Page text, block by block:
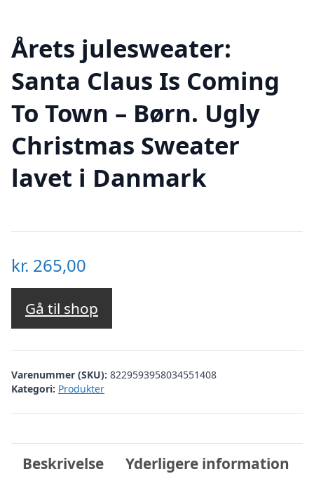
Årets julesweater:
Santa Claus Is Coming
To Town – Børn. Ugly
Christmas Sweater
lavet i Danmark
kr. 265,00
Gå til shop
Varenummer (SKU): 8229593958034551408
Kategori: Produkter
Beskrivelse Yderligere information